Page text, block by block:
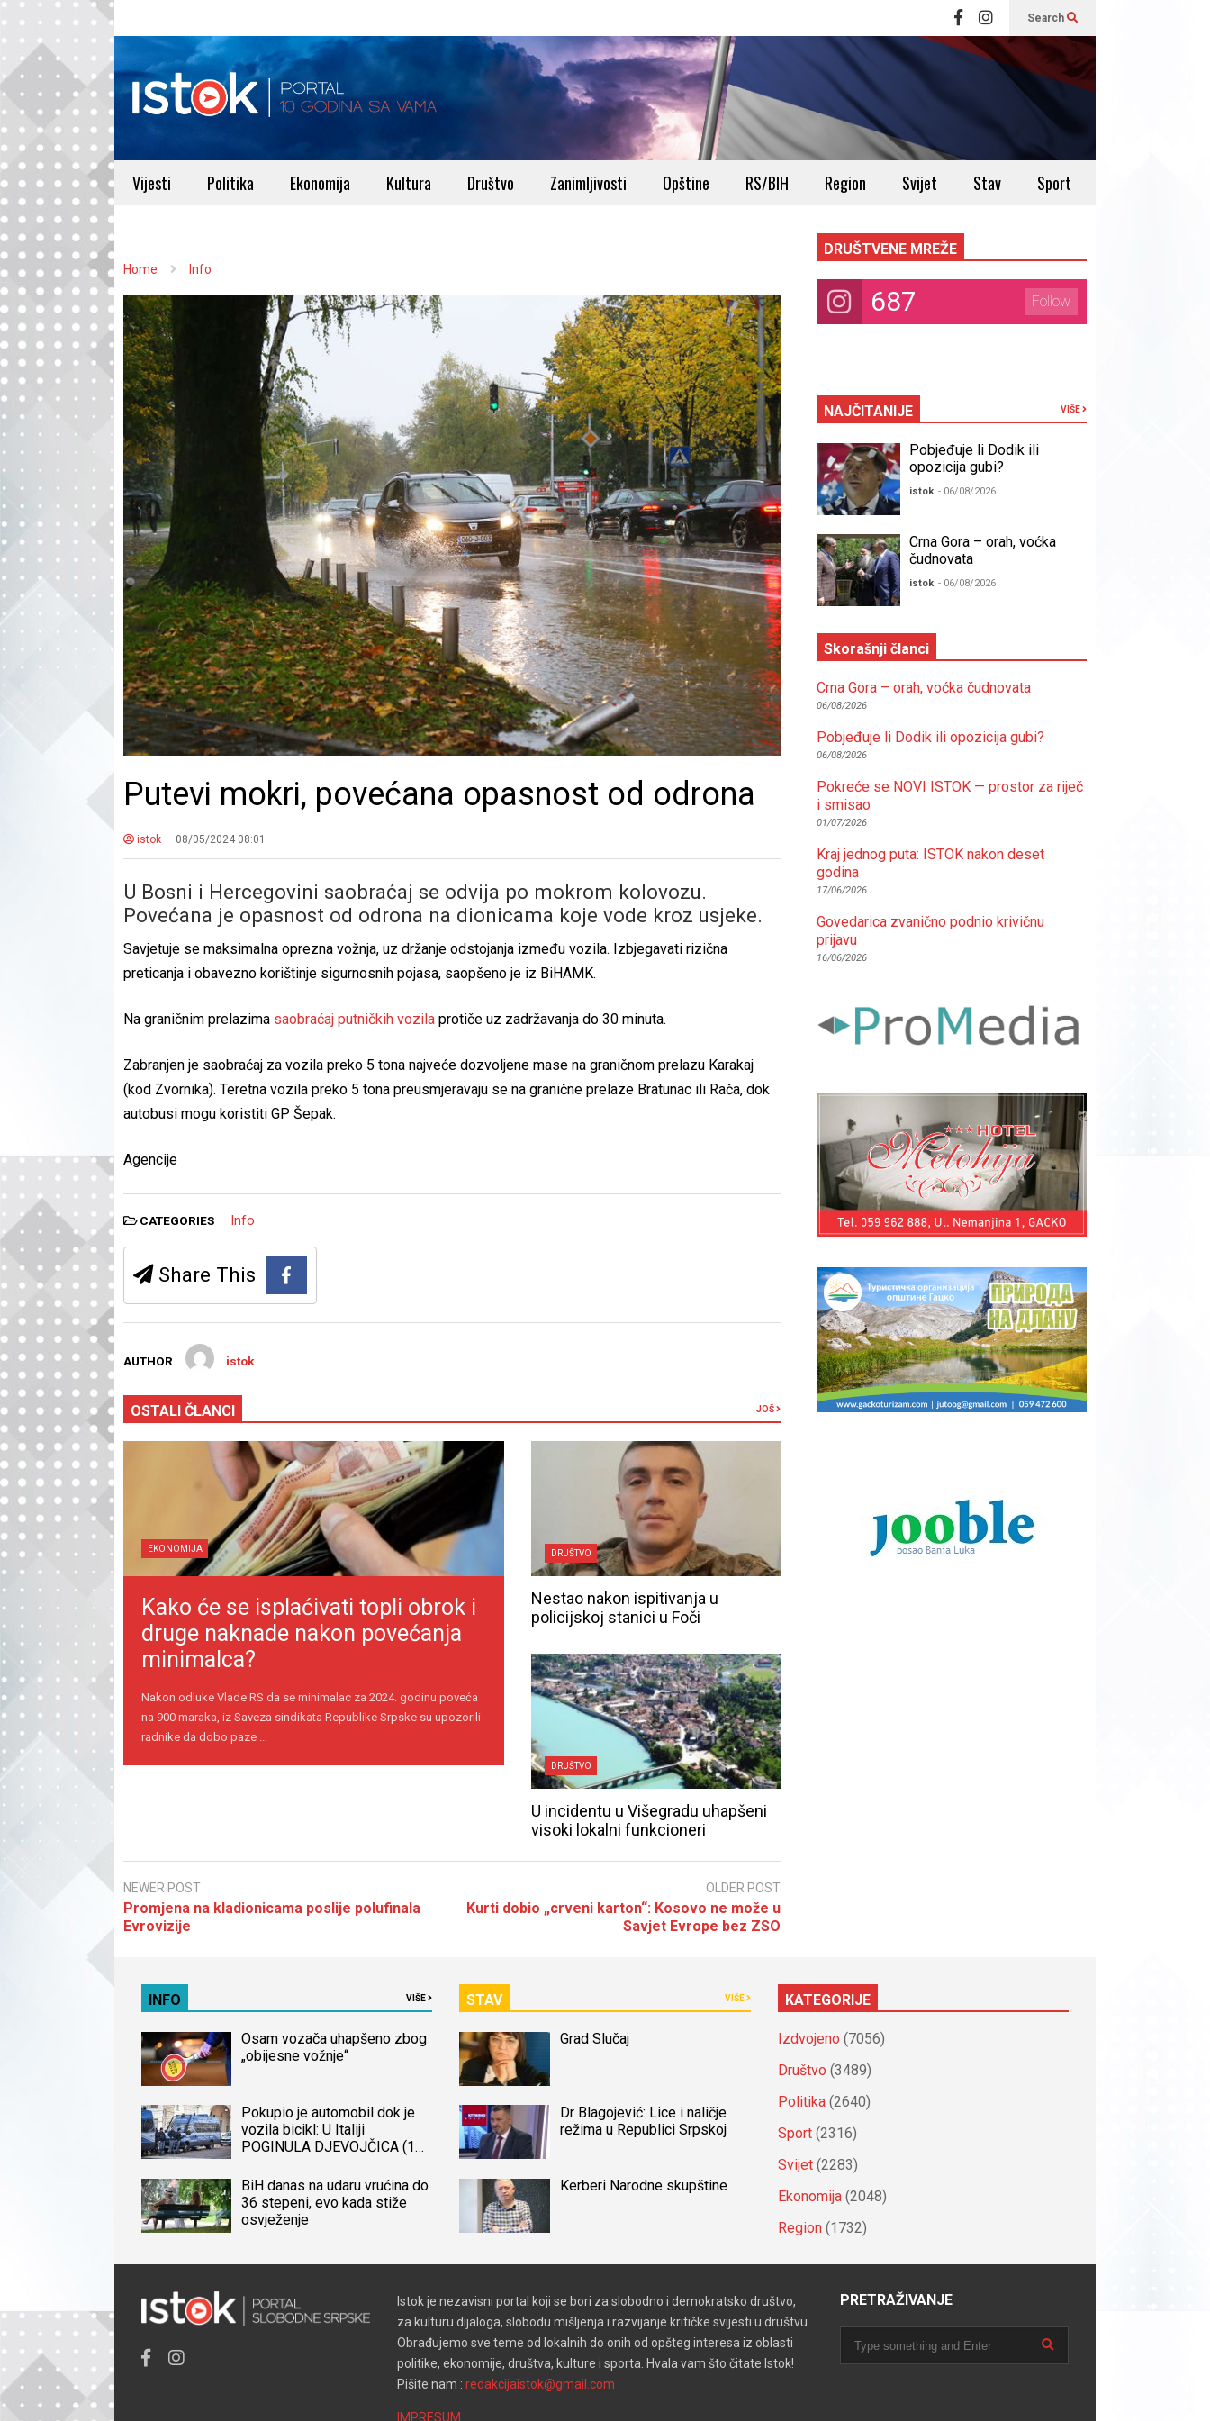
Search
Vijesti Politika Ekonomija Kultura Društvo Zanimljivosti Opštine RS/BIH Region Svijet Stav Sport
Home Info
Putevi mokri, povećana opasnost od odrona
istok 08/05/2024 08:01
U Bosni i Hercegovini saobraćaj se odvija po mokrom kolovozu.
Povećana je opasnost od odrona na dionicama koje vode kroz usjeke.
Savjetuje se maksimalna oprezna vožnja, uz držanje odstojanja između vozila. Izbjegavati rizična
preticanja i obavezno korištinje sigurnosnih pojasa, saopšeno je iz BiHAMK.
Na graničnim prelazima saobraćaj putničkih vozila protiče uz zadržavanja do 30 minuta.
Zabranjen je saobraćaj za vozila preko 5 tona najveće dozvoljene mase na graničnom prelazu Karakaj
(kod Zvornika). Teretna vozila preko 5 tona preusmjeravaju se na granične prelaze Bratunac ili Rača, dok
autobusi mogu koristiti GP Šepak.
Agencije
CATEGORIES Info
Share This
AUTHOR istok
OSTALI ČLANCI JOŠ
EKONOMIJA
Kako će se isplaćivati topli obrok i
druge naknade nakon povećanja
minimalca?
Nakon odluke Vlade RS da se minimalac za 2024. godinu poveća
na 900 maraka, iz Saveza sindikata Republike Srpske su upozorili
radnike da dobo paze ...
DRUŠTVO
Nestao nakon ispitivanja u
policijskoj stanici u Foči
DRUŠTVO
U incidentu u Višegradu uhapšeni
visoki lokalni funkcioneri
NEWER POST
Promjena na kladionicama poslije polufinala
Evrovizije
OLDER POST
Kurti dobio „crveni karton“: Kosovo ne može u
Savjet Evrope bez ZSO
DRUŠTVENE MREŽE
687 Follow
NAJČITANIJE VIŠE
Pobjeđuje li Dodik ili
opozicija gubi?
istok - 06/08/2026
Crna Gora – orah, voćka
čudnovata
istok - 06/08/2026
Skorašnji članci
Crna Gora – orah, voćka čudnovata
06/08/2026
Pobjeđuje li Dodik ili opozicija gubi?
06/08/2026
Pokreće se NOVI ISTOK — prostor za riječ
i smisao
01/07/2026
Kraj jednog puta: ISTOK nakon deset
godina
17/06/2026
Govedarica zvanično podnio krivičnu
prijavu
16/06/2026
INFO VIŠE
Osam vozača uhapšeno zbog
„obijesne vožnje“
Pokupio je automobil dok je
vozila bicikl: U Italiji
POGINULA DJEVOJČICA (14)
tijela
BiH danas na udaru vrućina do
36 stepeni, evo kada stiže
osvježenje
STAV VIŠE
Grad Slučaj
Dr Blagojević: Lice i naličje
režima u Republici Srpskoj
Kerberi Narodne skupštine
KATEGORIJE
Izdvojeno (7056)
Društvo (3489)
Politika (2640)
Sport (2316)
Svijet (2283)
Ekonomija (2048)
Region (1732)
Istok je nezavisni portal koji se bori za slobodno i demokratsko društvo,
za kulturu dijaloga, slobodu mišljenja i razvijanje kritičke svijesti u društvu.
Obrađujemo sve teme od lokalnih do onih od opšteg interesa iz oblasti
politike, ekonomije, društva, kulture i sporta. Hvala vam što čitate Istok!
Pišite nam :redakcijaistok@gmail.com
IMPRESUM
PRETRAŽIVANJE